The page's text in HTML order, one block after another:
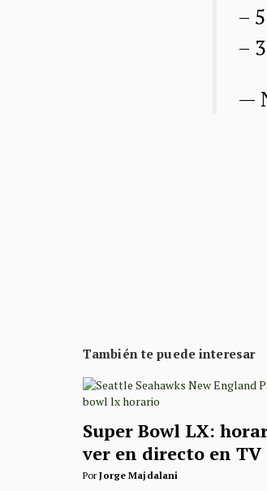
–
–
—
También te puede interesar
Super Bowl LX:
ver en directo en TV
PorJorge Majdalani